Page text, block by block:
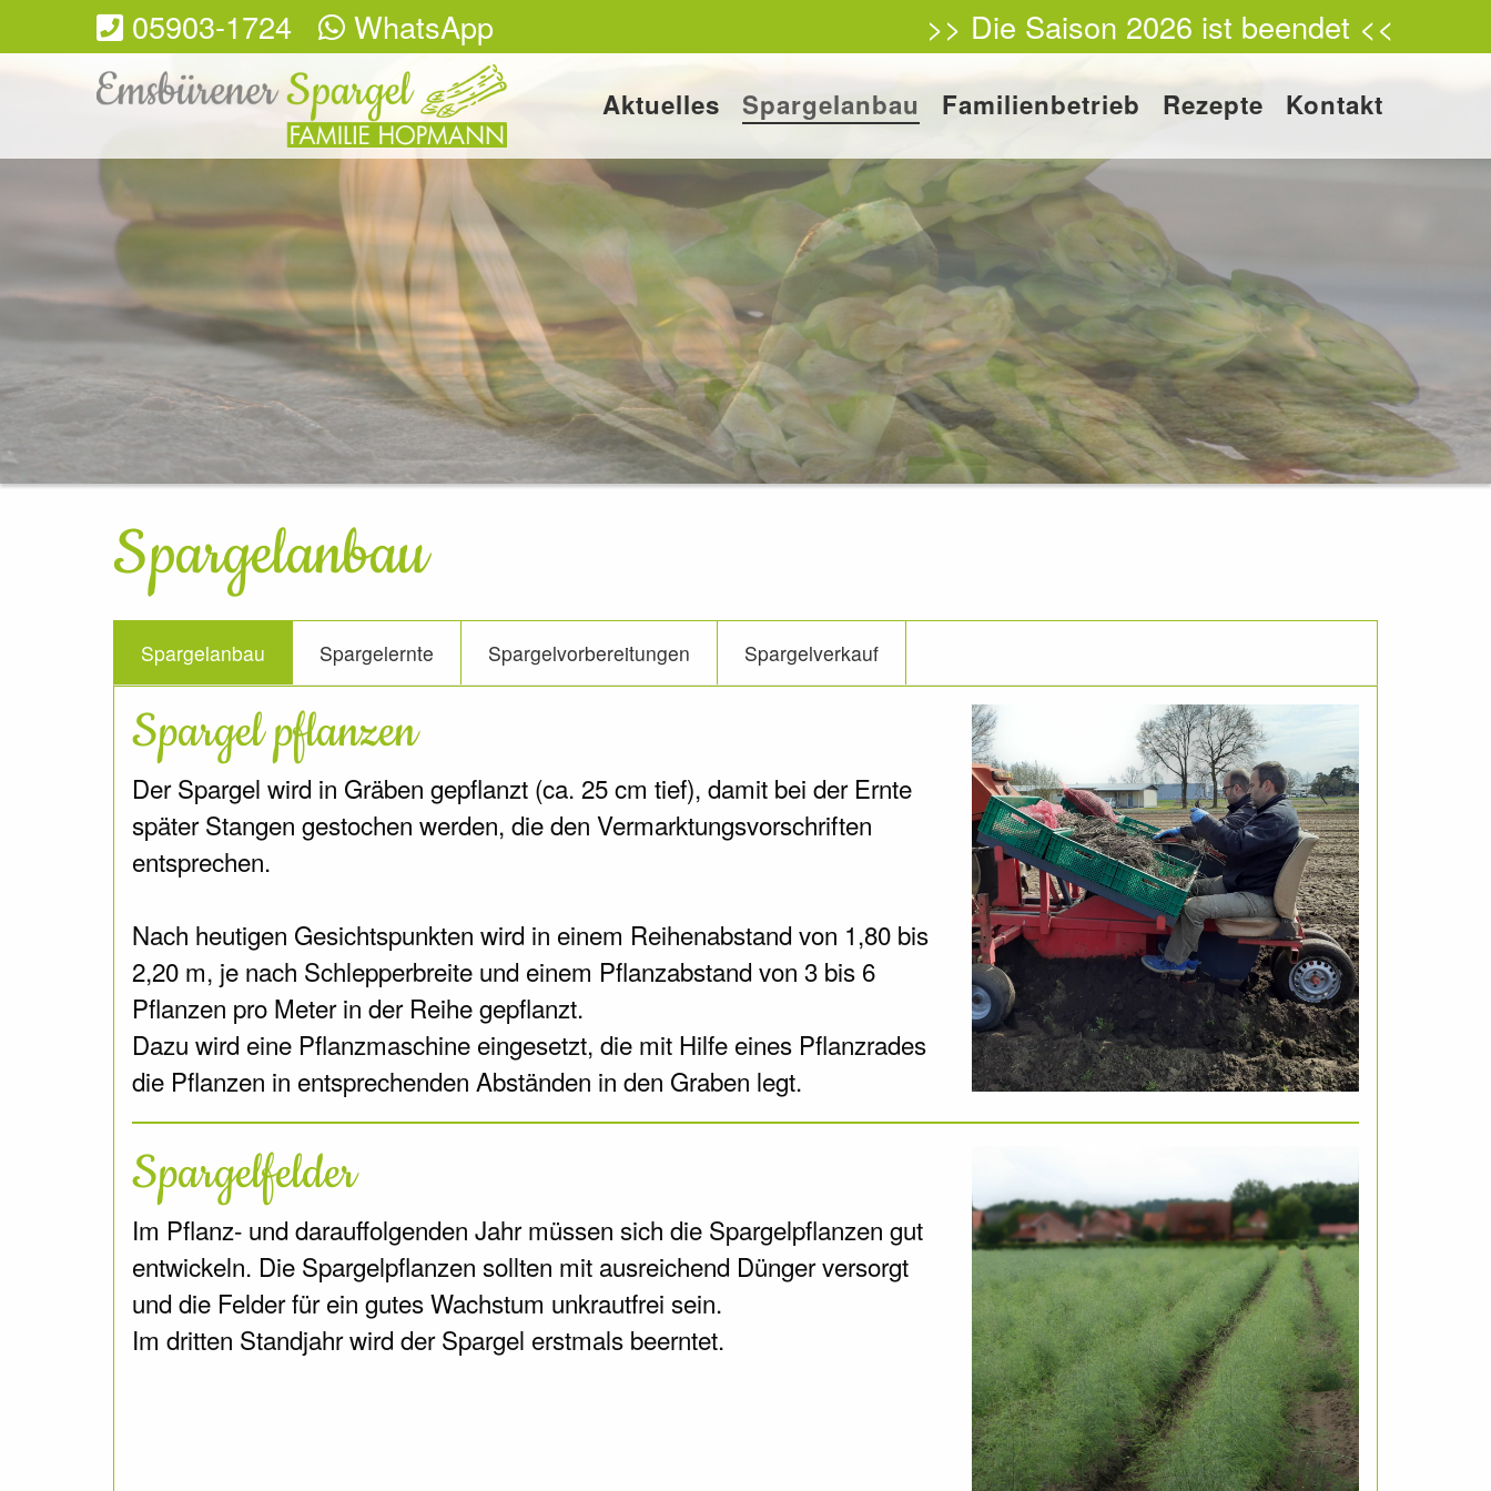
05903-1724 WhatsApp >> Die Saison 2026 ist beendet <<
Aktuelles Spargelanbau Familienbetrieb Rezepte Kontakt
Spargelanbau
Spargelanbau Spargelernte Spargelvorbereitungen Spargelverkauf
Spargel pflanzen
Der Spargel wird in Gräben gepflanzt (ca. 25 cm tief), damit bei der Ernte
später Stangen gestochen werden, die den Vermarktungsvorschriften
entsprechen.
Nach heutigen Gesichtspunkten wird in einem Reihenabstand von 1,80 bis
2,20 m, je nach Schlepperbreite und einem Pflanzabstand von 3 bis 6
Pflanzen pro Meter in der Reihe gepflanzt.
Dazu wird eine Pflanzmaschine eingesetzt, die mit Hilfe eines Pflanzrades
die Pflanzen in entsprechenden Abständen in den Graben legt.
Spargelfelder
Im Pflanz- und darauffolgenden Jahr müssen sich die Spargelpflanzen gut
entwickeln. Die Spargelpflanzen sollten mit ausreichend Dünger versorgt
und die Felder für ein gutes Wachstum unkrautfrei sein.
Im dritten Standjahr wird der Spargel erstmals beerntet.